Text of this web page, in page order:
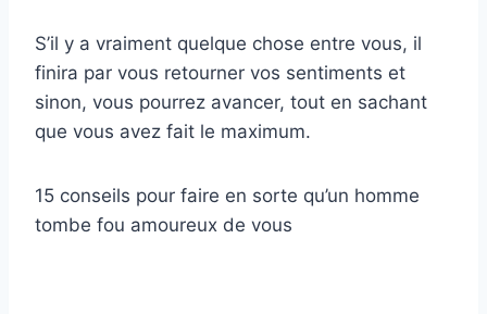
S’il y a vraiment quelque chose entre vous, il
finira par vous retourner vos sentiments et
sinon, vous pourrez avancer, tout en sachant
que vous avez fait le maximum.
15 conseils pour faire en sorte qu’un homme
tombe fou amoureux de vous